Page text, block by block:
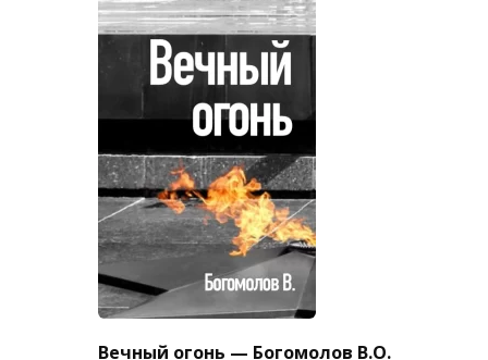
Вечный огонь — Богомолов В.О.